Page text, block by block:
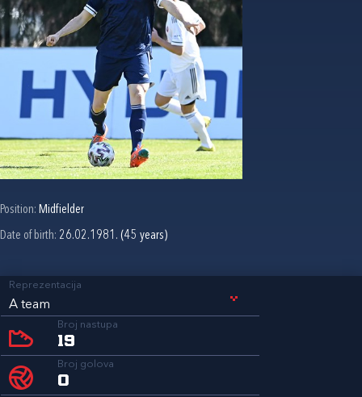
Position: Midfielder
Date of birth: 26.02.1981. (45 years)
Reprezentacija
A team
Broj nastupa
19
Broj golova
0